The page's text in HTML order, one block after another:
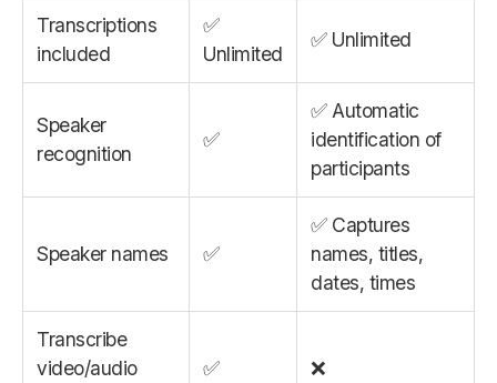
Transcriptions
included
✅
Unlimited
✅ Unlimited
Speaker
recognition
✅
✅ Automatic
identification of
participants
Speaker names ✅
✅ Captures
names, titles,
dates, times
Transcribe
video/audio
✅ ❌